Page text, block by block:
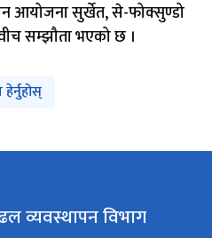
आयोजना सुर्खेत, से-फोक्सुण्डो
सम्झौता भएको छ ।
व्यवस्थापन विभाग